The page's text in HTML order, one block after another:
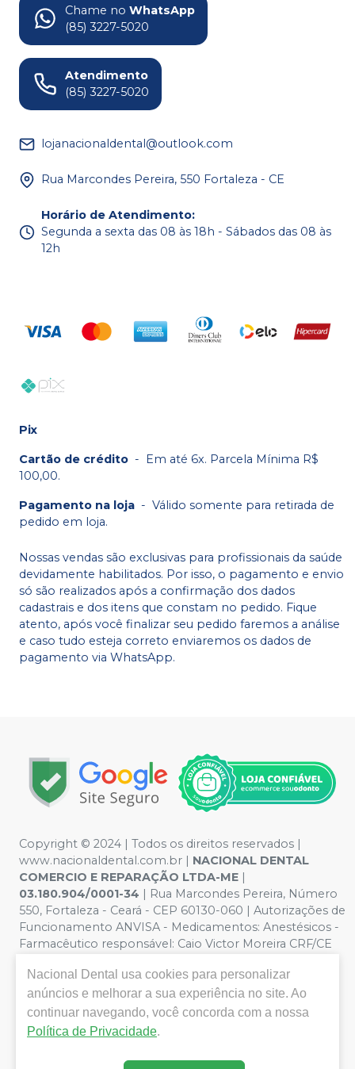
Chame no WhatsApp
(85) 3227-5020
Atendimento
(85) 3227-5020
lojanacionaldental@outlook.com
Rua Marcondes Pereira, 550 Fortaleza - CE
Horário de Atendimento:
Segunda a sexta das 08 às 18h - Sábados das 08 às
12h
Pix
Cartão de crédito - Em até 6x. Parcela Mínima R$
100,00.
Pagamento na loja - Válido somente para retirada de
pedido em loja.
Nossas vendas são exclusivas para profissionais da saúde
devidamente habilitados. Por isso, o pagamento e envio
só são realizados após a confirmação dos dados
cadastrais e dos itens que constam no pedido. Fique
atento, após você finalizar seu pedido faremos a análise
e caso tudo esteja correto enviaremos os dados de
pagamento via WhatsApp.
Copyright © 2024 | Todos os direitos reservados |
www.nacionaldental.com.br | NACIONAL DENTAL
COMERCIO E REPARAÇÃO LTDA-ME |
03.180.904/0001-34 | Rua Marcondes Pereira, Número
550, Fortaleza - Ceará - CEP 60130-060 | Autorizações de
Funcionamento ANVISA - Medicamentos: Anestésicos -
Farmacêutico responsável: Caio Victor Moreira CRF/CE
meramente ilustrativas - Os preços e condições da loja
virtual estão sujeitos a alterações. Em caso de
divergência de preços no site, o valor válido é o do
Carrinho de Compra. Não vendemos por atacado, por
de grandes volumes pelo site.
Nacional Dental usa cookies para personalizar
anúncios e melhorar a sua experiência no site. Ao
continuar navegando, você concorda com a nossa
Política de Privacidade.